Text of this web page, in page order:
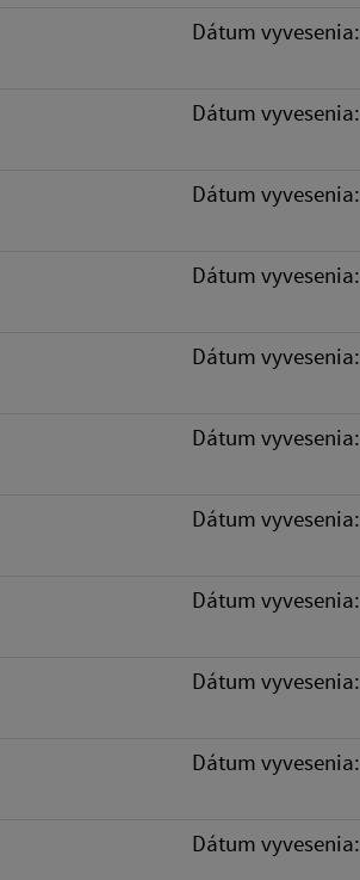
Dátum vyvesenia:
Dátum vyvesenia:
Dátum vyvesenia:
Dátum vyvesenia:
Dátum vyvesenia:
Dátum vyvesenia:
Dátum vyvesenia:
Dátum vyvesenia:
Dátum vyvesenia:
Dátum vyvesenia:
Dátum vyvesenia: